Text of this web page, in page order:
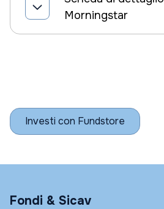
Morningstar
Investi con Fundstore
Fondi & Sicav